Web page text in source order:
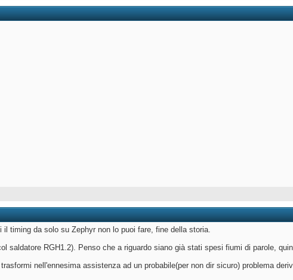
timing da solo su Zephyr non lo puoi fare, fine della storia.
saldatore RGH1.2). Penso che a riguardo siano già stati spesi fiumi di parole,
nell'ennesima assistenza ad un probabile(per non dir sicuro) problema